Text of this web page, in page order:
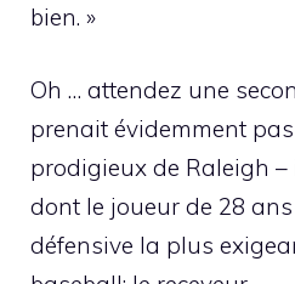
bien. »
Oh … attendez une
prenait évidemment
prodigieux de Raleigh
dont le joueur de 28
défensive la plus